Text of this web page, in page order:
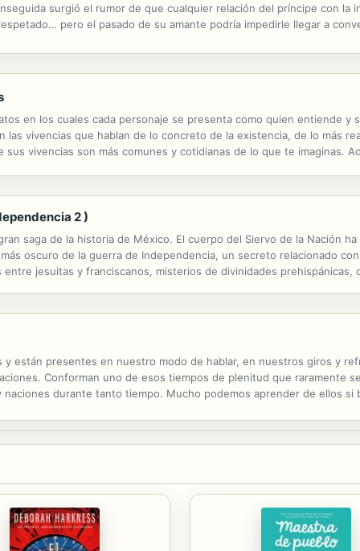
surgió el rumor de que cualquier relación del príncipe con
pero el pasado de su amante podría impedirle llegar a
en los cuales cada personaje se presenta como quien entiende
las vivencias que hablan de lo concreto de la existencia, de lo más
vivencias son más comunes y cotidianas de lo que te imaginas.
2 )
saga de la historia de México. El cuerpo del Siervo de la Nación
oscuro de la guerra de Independencia, un secreto relacionado
jesuitas y franciscanos, misterios de divinidades prehispánicas,
están presentes en nuestro modo de hablar, en nuestros giros y
Conforman uno de esos tiempos de plenitud que raramente
durante tanto tiempo. Mucho podemos aprender de ellos si